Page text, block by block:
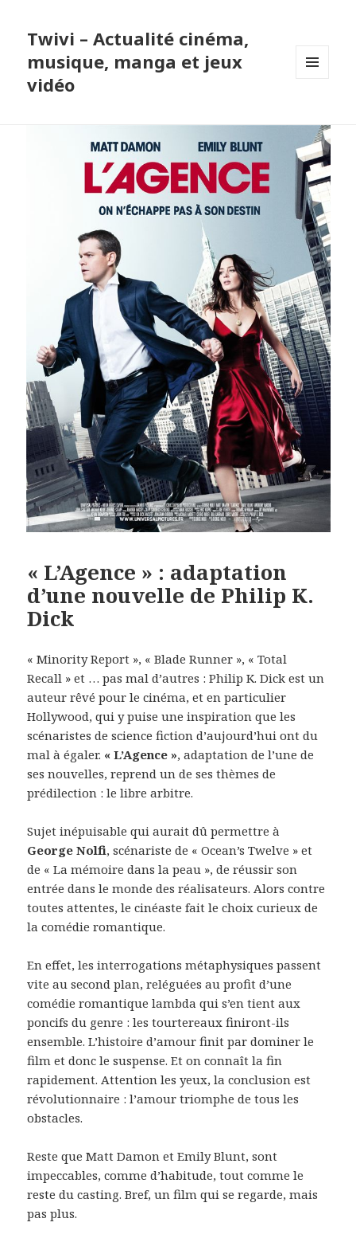
Twivi – Actualité cinéma,
musique, manga et jeux
vidéo
« L’Agence » : adaptation
d’une nouvelle de Philip K.
Dick
« Minority Report », « Blade Runner », « Total
Recall » et … pas mal d’autres : Philip K. Dick est un
auteur rêvé pour le cinéma, et en particulier
Hollywood, qui y puise une inspiration que les
scénaristes de science fiction d’aujourd’hui ont du
mal à égaler. « L’Agence », adaptation de l’une de
ses nouvelles, reprend un de ses thèmes de
prédilection : le libre arbitre.
Sujet inépuisable qui aurait dû permettre à
George Nolfi, scénariste de « Ocean’s Twelve » et
de « La mémoire dans la peau », de réussir son
entrée dans le monde des réalisateurs. Alors contre
toutes attentes, le cinéaste fait le choix curieux de
la comédie romantique.
En effet, les interrogations métaphysiques passent
vite au second plan, reléguées au profit d’une
comédie romantique lambda qui s’en tient aux
poncifs du genre : les tourtereaux finiront-ils
ensemble. L’histoire d’amour finit par dominer le
film et donc le suspense. Et on connaît la fin
rapidement. Attention les yeux, la conclusion est
révolutionnaire : l’amour triomphe de tous les
obstacles.
Reste que Matt Damon et Emily Blunt, sont
impeccables, comme d’habitude, tout comme le
reste du casting. Bref, un film qui se regarde, mais
pas plus.